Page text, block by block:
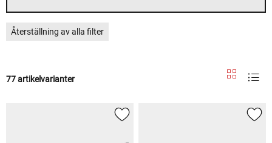
Återställning av alla filter
77 artikelvarianter